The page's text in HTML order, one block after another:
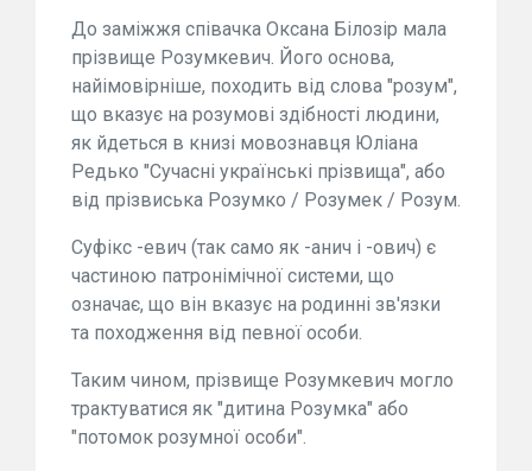
До заміжжя співачка Оксана Білозір мала
прізвище Розумкевич. Його основа,
найімовірніше, походить від слова "розум",
що вказує на розумові здібності людини,
як йдеться в книзі мовознавця Юліана
Редько "Сучасні українські прізвища", або
від прізвиська Розумко / Розумек / Розум.
Суфікс -евич (так само як -анич і -ович) є
частиною патронімічної системи, що
означає, що він вказує на родинні зв'язки
та походження від певної особи.
Таким чином, прізвище Розумкевич могло
трактуватися як "дитина Розумка" або
"потомок розумної особи".